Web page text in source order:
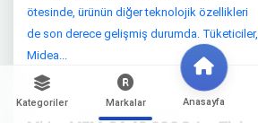
Kategoriler Markalar Anasayfa
ötesinde, ürünün diğer teknolojik özellikleri
de son derece gelişmiş durumda. Tüketiciler,
Midea...